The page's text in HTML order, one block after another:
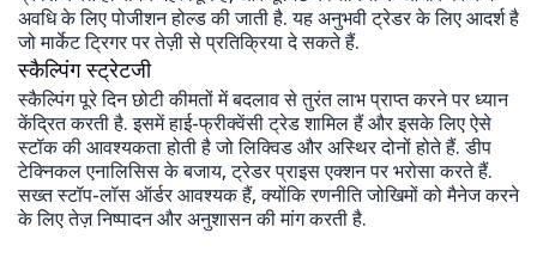
अवधि के लिए पोजीशन होल्ड की जाती है. यह अनुभवी ट्रेडर के लिए आदर्श है
जो मार्केट ट्रिगर पर तेज़ी से प्रतिक्रिया दे सकते हैं.
स्कैल्पिंग स्ट्रेटजी
स्कैल्पिंग पूरे दिन छोटी कीमतों में बदलाव से तुरंत लाभ प्राप्त करने पर ध्यान
केंद्रित करती है. इसमें हाई-फ्रीक्वेंसी ट्रेड शामिल हैं और इसके लिए ऐसे
स्टॉक की आवश्यकता होती है जो लिक्विड और अस्थिर दोनों होते हैं. डीप
टेक्निकल एनालिसिस के बजाय, ट्रेडर प्राइस एक्शन पर भरोसा करते हैं.
सख्त स्टॉप-लॉस ऑर्डर आवश्यक हैं, क्योंकि रणनीति जोखिमों को मैनेज करने
के लिए तेज़ निष्पादन और अनुशासन की मांग करती है.